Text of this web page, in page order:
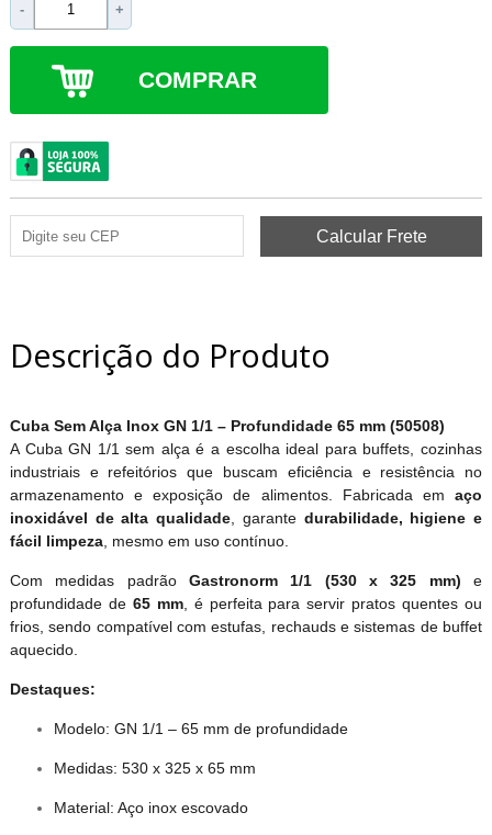
- +
COMPRAR
Descrição do Produto
Cuba Sem Alça Inox GN 1/1 – Profundidade 65 mm (50508)
A Cuba GN 1/1 sem alça é a escolha ideal para buffets, cozinhas
industriais e refeitórios que buscam eficiência e resistência no
armazenamento e exposição de alimentos. Fabricada emaço
inoxidável de alta qualidade, garante durabilidade, higiene e
fácil limpeza, mesmo em uso contínuo.
Com medidas padrão Gastronorm 1/1 (530 x 325 mm) e
profundidade de 65 mm, é perfeita para servir pratos quentes ou
frios, sendo compatível com estufas, rechauds e sistemas de buffet
aquecido.
Destaques:
Modelo: GN 1/1 – 65 mm de profundidade
Medidas: 530 x 325 x 65 mm
Material: Aço inox escovado